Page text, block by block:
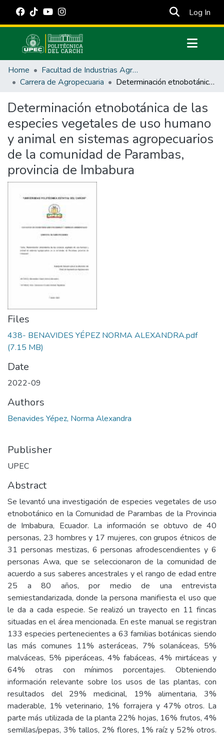
Log In
Communities & Collections
All of DSpace
Estadísticas Externas
Manuales
Home
Facultad de Industrias Agropecuarias y Ciencias Ambientales
Carrera de Agropecuaria
Determinación etnobotánica de las especies vegetales de uso humano y animal en sistemas agropecuarios de la comunidad de Parambas, provincia de Imbabura
Determinación etnobotánica de las
especies vegetales de uso humano
y animal en sistemas agropecuarios
de la comunidad de Parambas,
provincia de Imbabura
Files
438- BENAVIDES YÉPEZ NORMA ALEXANDRA.pdf
(7.15 MB)
Date
2022-09
Authors
Benavides Yépez, Norma Alexandra
Publisher
UPEC
Abstract
Se levantó una investigación de especies vegetales de uso
etnobotánico en la Comunidad de Parambas de la Provincia
de Imbabura, Ecuador. La información se obtuvo de 40
personas, 23 hombres y 17 mujeres, con grupos étnicos de
31 personas mestizas, 6 personas afrodescendientes y 6
personas Awa, que se seleccionaron de la comunidad de
acuerdo a sus saberes ancestrales y el rango de edad entre
25 a 80 años, por medio de una entrevista
semiestandarizada, donde la persona manifiesta el uso que
le da a cada especie. Se realizó un trayecto en 11 fincas
situadas en el área mencionada. En este manual se registran
133 especies pertenecientes a 63 familias botánicas siendo
las más comunes 11% asteráceas, 7% solanáceas, 5%
malváceas, 5% piperáceas, 4% fabáceas, 4% mirtáceas y
64% otras con mínimos porcentajes. Obteniendo
información relevante sobre los usos de las plantas, con
resultados del 29% medicinal, 19% alimentaria, 3%
maderable, 1% veterinario, 1% forrajera y 47% otros. La
parte más utilizada de la planta 22% hojas, 16% frutos, 4%
semillas/pepas, 3% tallos, 2% flores, 1% raíz y 52% otros.